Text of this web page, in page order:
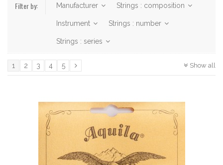
Filter by: Manufacturer Strings : composition
Instrument Strings : number
Strings : series
Show all
1 2 3 4 5